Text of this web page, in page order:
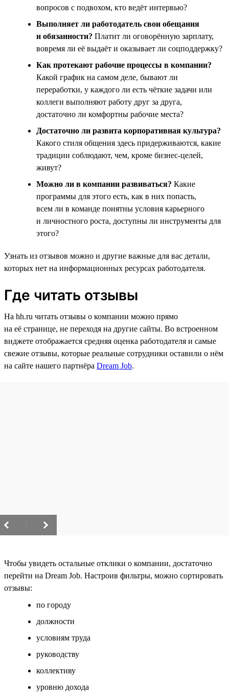
вопросов с подвохом, кто ведёт интервью?
Выполняет ли работодатель свои обещания
и обязанности? Платит ли оговорённую зарплату,
вовремя ли её выдаёт и оказывает ли соцподдержку?
Как протекают рабочие процессы в компании?
Какой график на самом деле, бывают ли
переработки, у каждого ли есть чёткие задачи или
коллеги выполняют работу друг за друга,
достаточно ли комфортны рабочие места?
Достаточно ли развита корпоративная культура?
Какого стиля общения здесь придерживаются, какие
традиции соблюдают, чем, кроме бизнес-целей,
живут?
Можно ли в компании развиваться? Какие
программы для этого есть, как в них попасть,
всем ли в команде понятны условия карьерного
и личностного роста, доступны ли инструменты для
этого?
Узнать из отзывов можно и другие важные для вас детали,
которых нет на информационных ресурсах работодателя.
Где читать отзывы
На hh.ru читать отзывы о компании можно прямо
на её странице, не переходя на другие сайты. Во встроенном
виджете отображается средняя оценка работодателя и самые
свежие отзывы, которые реальные сотрудники оставили о нём
на сайте нашего партнёра Dream Job.
Чтобы увидеть остальные отклики о компании, достаточно
перейти на Dream Job. Настроив фильтры, можно сортировать
отзывы:
по городу
должности
условиям труда
руководству
коллективу
уровню дохода